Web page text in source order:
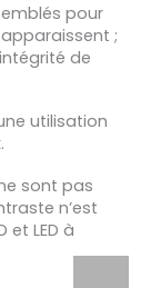
pour
;
de
utilisation
sont pas
n’est
et LED à